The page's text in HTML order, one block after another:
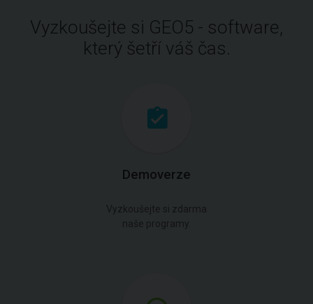
Vyzkoušejte si GEO5 - software,
který šetří váš čas.
Demoverze
Vyzkoušejte si zdarma
naše programy.